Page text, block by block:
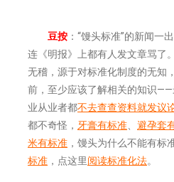
豆按：“馒头标准”的新闻一
连《明报》上都有人发文章骂了
无稽，源于对标准化制度的无知
前，至少应该了解相关的知识
业从业者都不去查查资料就发议
都不奇怪， 牙膏有标准、 避孕套
米有标准，馒头为什么不能有标
标准，点这里阅读标准化法。